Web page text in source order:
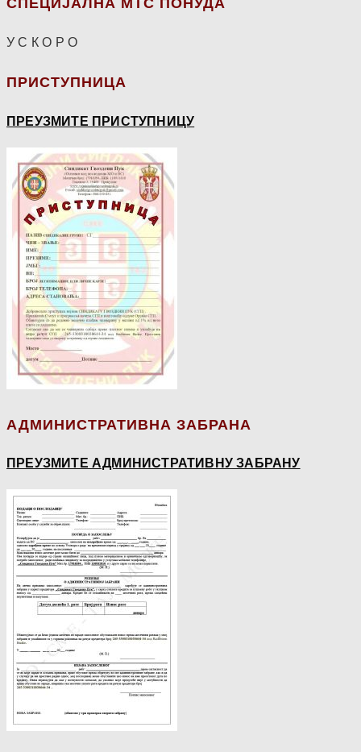
У С К О Р О
ПРИСТУПНИЦА
ПРЕУЗМИТЕ ПРИСТУПНИЦУ
АДМИНИСТРАТИВНА ЗАБРАНА
ПРЕУЗМИТЕ АДМИНИСТРАТИВНУ ЗАБРАНУ